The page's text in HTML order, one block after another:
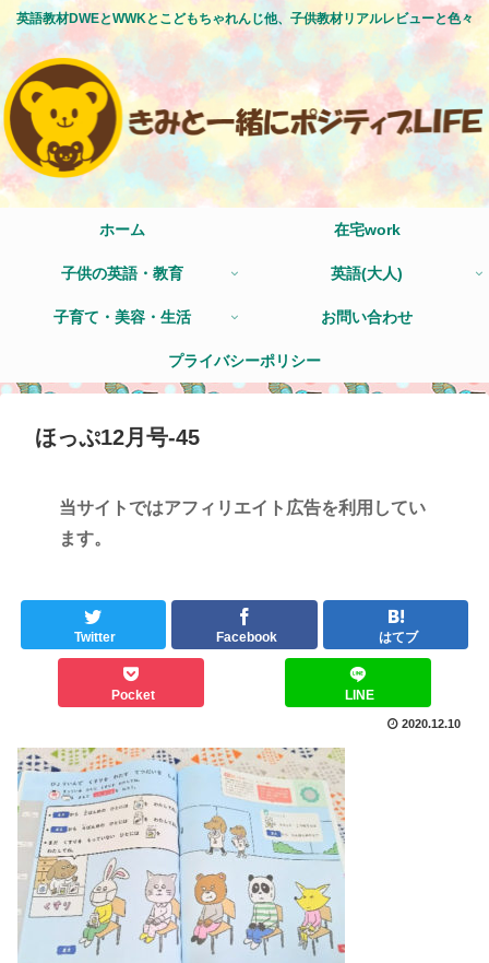
英語教材DWEとWWKとこどもちゃれんじ他、子供教材リアルレビューと色々
ホーム 在宅work
子供の英語・教育 英語(大人)
子育て・美容・生活 お問い合わせ
プライバシーポリシー
ほっぷ12月号-45
当サイトではアフィリエイト広告を利用してい
ます。
Twitter Facebook はてブ
Pocket LINE
2020.12.10